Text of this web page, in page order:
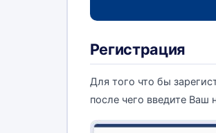
Регистрация
Для того что бы
после чего введите Ваш